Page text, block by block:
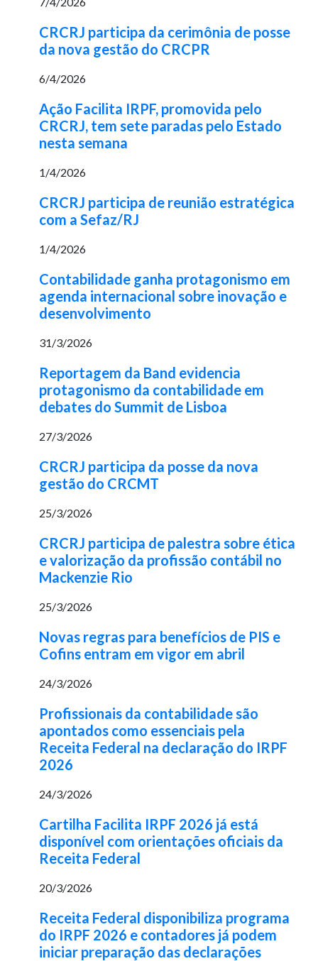
CRCRJ participa da cerimônia de posse
da nova gestão do CRCPR
6/4/2026
Ação Facilita IRPF, promovida pelo
CRCRJ, tem sete paradas pelo Estado
nesta semana
1/4/2026
CRCRJ participa de reunião estratégica
com a Sefaz/RJ
1/4/2026
Contabilidade ganha protagonismo em
agenda internacional sobre inovação e
desenvolvimento
31/3/2026
Reportagem da Band evidencia
protagonismo da contabilidade em
debates do Summit de Lisboa
27/3/2026
CRCRJ participa da posse da nova
gestão do CRCMT
25/3/2026
CRCRJ participa de palestra sobre ética
e valorização da profissão contábil no
Mackenzie Rio
25/3/2026
Novas regras para benefícios de PIS e
Cofins entram em vigor em abril
24/3/2026
Profissionais da contabilidade são
apontados como essenciais pela
Receita Federal na declaração do IRPF
2026
24/3/2026
Cartilha Facilita IRPF 2026 já está
disponível com orientações oficiais da
Receita Federal
20/3/2026
Receita Federal disponibiliza programa
do IRPF 2026 e contadores já podem
iniciar preparação das declarações